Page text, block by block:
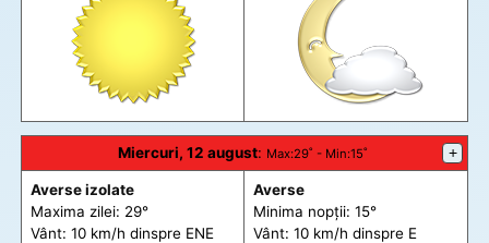
Miercuri, 12 august: Max:29˚ - Min:15˚ +
Averse izolate
Maxima zilei: 29°
Vânt: 10 km/h dinspre ENE
Averse
Minima nopții: 15°
Vânt: 10 km/h dinspre E